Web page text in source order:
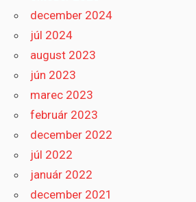
december 2024
júl 2024
august 2023
jún 2023
marec 2023
február 2023
december 2022
júl 2022
január 2022
december 2021